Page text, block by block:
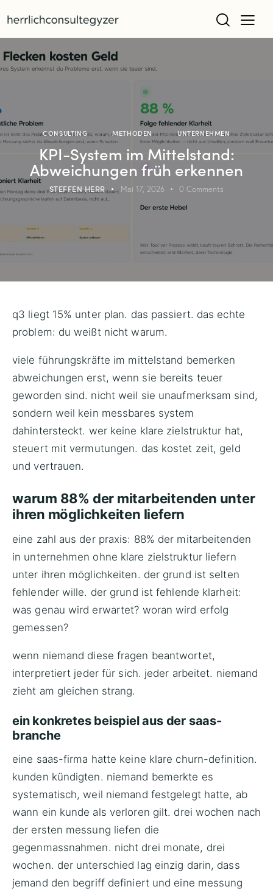
CONSULTING METHODEN UNTERNEHMEN
KPI-System im Mittelstand:
Abweichungen früh erkennen
STEFFEN HERR Mai 17, 2026 0 Comments
q3 liegt 15% unter plan. das passiert. das echte
problem: du weißt nicht warum.
viele führungskräfte im mittelstand bemerken
abweichungen erst, wenn sie bereits teuer
geworden sind. nicht weil sie unaufmerksam sind,
sondern weil kein messbares system
dahintersteckt. wer keine klare zielstruktur hat,
steuert mit vermutungen. das kostet zeit, geld
und vertrauen.
warum 88% der mitarbeitenden unter
ihren möglichkeiten liefern
eine zahl aus der praxis: 88% der mitarbeitenden
in unternehmen ohne klare zielstruktur liefern
unter ihren möglichkeiten. der grund ist selten
fehlender wille. der grund ist fehlende klarheit:
was genau wird erwartet? woran wird erfolg
gemessen?
wenn niemand diese fragen beantwortet,
interpretiert jeder für sich. jeder arbeitet. niemand
zieht am gleichen strang.
ein konkretes beispiel aus der saas-
branche
eine saas-firma hatte keine klare churn-definition.
kunden kündigten. niemand bemerkte es
systematisch, weil niemand festgelegt hatte, ab
wann ein kunde als verloren gilt. drei wochen nach
der ersten messung liefen die
gegenmassnahmen. nicht drei monate, drei
wochen. der unterschied lag einzig darin, dass
jemand den begriff definiert und eine messung